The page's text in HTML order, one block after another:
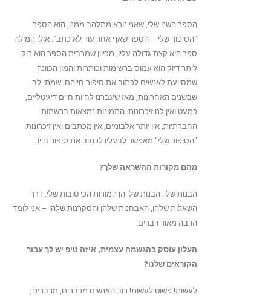
הספר השני שלי, שאני נורא מתלהב ממנו, הוא הספר
"הסיפור שלי – הספר שאף אחד עוד לא כתב". אולי המילה
ספר היא קצת גדולה עליו, מכיוון שמרבית הספר הוא ריק.
ליתר דיוק הוא עמוס ברשימות וכותרות והמון הכוונה
שמסייעת לאנשים לכתוב את סיפור חייהם. שמתי לב
שבשנים האחרונות, מאז שעברנו לחיות חיים דיגיטליים,
כמעט ואין לנו זיכרונות. התמונות נמצאות ברשתות
החברתיות, אין יותר אלבומים, אין מכתבים ואין זיכרונות.
"הסיפור שלי" מאפשר לבעליו לכתוב את סיפור חייו.
מהם מקורות ההשראה שלך?
הבנות שלי. הבנות שלי הן המורות הכי טובות שלי. דרך
השאלות שלהן, האבחנות שלהן והסקרנות שלהן – אני לומד
הרבה מאוד דברים.
העלון עוסק בהגשמה עצמית, איזה טיפ יש לך עבור
הקוראים שלנו?
לעשות! פשוט לעשות! רוב האנשים מדברים, מדברים,